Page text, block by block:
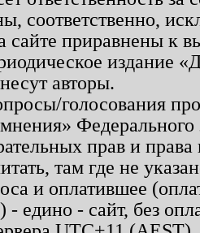
соответственно,
сайте приравнены к
издание
авторы.
голосования
прав и
там где не
и оплатившее
- едино - сайт, без